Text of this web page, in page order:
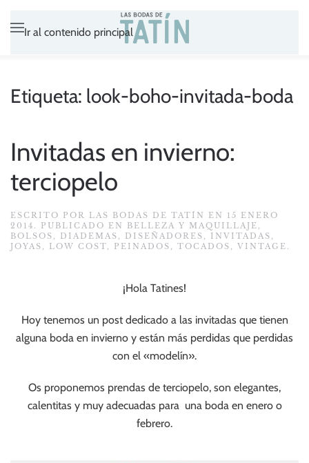
Ir al contenido principal
Etiqueta: look-boho-invitada-boda
Invitadas en invierno:
terciopelo
ESCRITO POR LAS BODAS DE TATÍN EN 15 ENERO
2014 . PUBLICADO EN BELLEZA Y MAQUILLAJE ,
BOLSOS , DIADEMAS , DISEÑADORES , INVITADAS ,
JOYAS , LOW COST, PEINADOS , TOCADOS , VINTAGE .
¡Hola Tatines!
Hoy tenemos un post dedicado a las invitadas que tienen
alguna boda en invierno y están más perdidas que perdidas
con el «modelín».
Os proponemos prendas de terciopelo, son elegantes,
calentitas y muy adecuadas para una boda en enero o
febrero.